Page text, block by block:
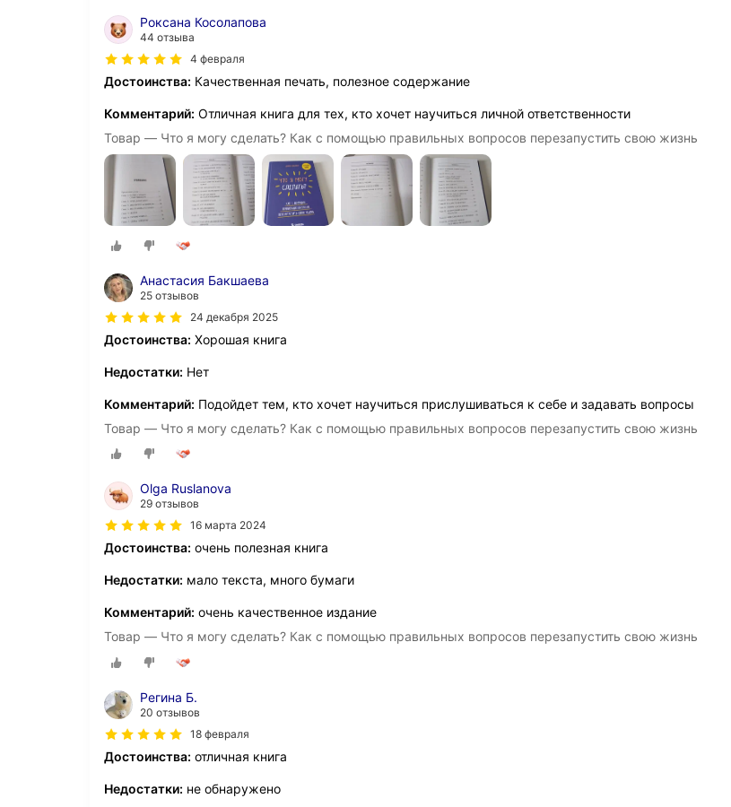
Роксана Косолапова
44 отзыва
4 февраля
Достоинства: Качественная печать, полезное содержание
Комментарий: Отличная книга для тех, кто хочет научиться личной ответственности
Товар — Что я могу сделать? Как с помощью правильных вопросов перезапустить свою жизнь
Анастасия Бакшаева
25 отзывов
24 декабря 2025
Достоинства: Хорошая книга
Недостатки: Нет
Комментарий: Подойдет тем, кто хочет научиться прислушиваться к себе и задавать вопросы
Товар — Что я могу сделать? Как с помощью правильных вопросов перезапустить свою жизнь
Olga Ruslanova
29 отзывов
16 марта 2024
Достоинства: очень полезная книга
Недостатки: мало текста, много бумаги
Комментарий: очень качественное издание
Товар — Что я могу сделать? Как с помощью правильных вопросов перезапустить свою жизнь
Регина Б.
20 отзывов
18 февраля
Достоинства: отличная книга
Недостатки: не обнаружено